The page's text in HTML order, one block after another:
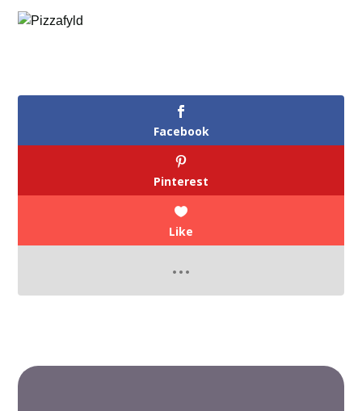
Facebook
Pinterest
Like